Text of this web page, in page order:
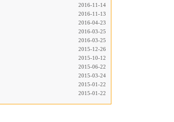
2016-11-14
2016-11-13
2016-04-23
2016-03-25
2016-03-25
2015-12-26
2015-10-12
2015-06-22
2015-03-24
2015-01-22
2015-01-22